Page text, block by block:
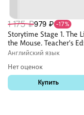
1 175 ₽979 ₽ -17%
Storytime Stage 1. The
the Mouse. Teacher's
Английский язык
Нет оценок
Купить